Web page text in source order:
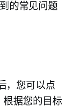
的常见问题
，您可以点
根据您的目标